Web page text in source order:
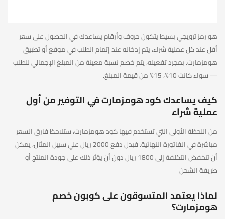
هو رمز ترويجي بسيط يتكون حروف وأرقام يساعدك في الحصول على سعر
أقل عند كل عملية شراء، يتم إدخاله عند إتمام الطلب في موقع أو تطبيق
هومزمارت. بمجرد تفعيله، يتم خصم نسبة معينة من المبلغ الإجمالي للطلب
— سواء كانت 10%، 15% من قيمة المبلغ.
كيف يساعدك كود هومزمارت في التوفير من أول
عملية شراء
من اللحظة الأولى التي تستخدم فيها كود هومزمارت، ستلاحظ فارق السعر
مباشرة في الفاتورة النهائية. فبدل دفع 2000 ريال علي سبيل المثال، يمكن
أن تنخفض التكلفة إلى 1800 ريال دون أن يؤثر ذلك على جودة المنتج أو
طريقة الشحن
لماذا يعتمد المتسوقون على كوبون خصم
هومزمارت؟